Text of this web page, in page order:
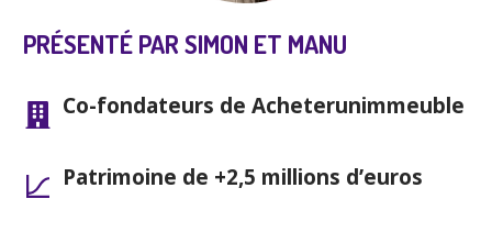
PRÉSENTÉ PAR SIMON ET MANU
Co-fondateurs de Acheterunimmeuble
Patrimoine de +2,5 millions d’euros